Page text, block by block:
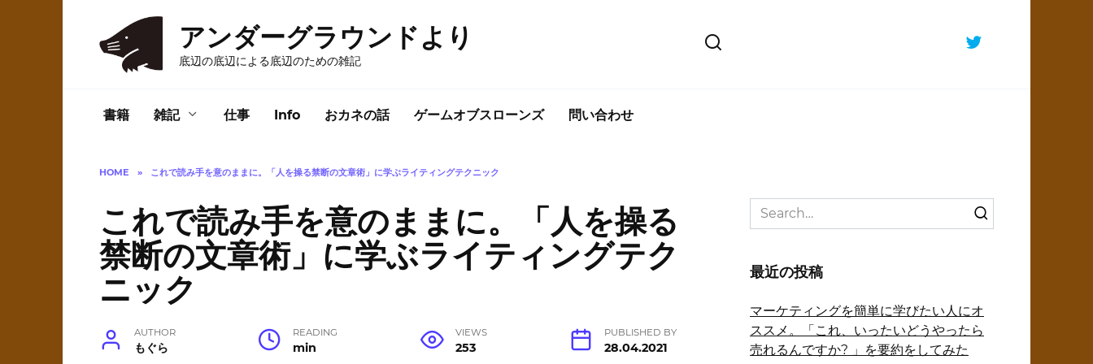
アンダーグラウンドより
底辺の底辺による底辺のための雑記
書籍 雑記 仕事 Info おカネの話 ゲームオブスローンズ 問い合わせ
HOME » これで読み手を意のままに。「人を操る禁断の文章術」に学ぶライティングテクニック
これで読み手を意のままに。「人を操る
禁断の文章術」に学ぶライティングテク
ニック
AUTHOR
もぐら
READING
min
VIEWS
253
PUBLISHED BY
28.04.2021
Search
for:
最近の投稿
マーケティングを簡単に学びたい人にオ
ススメ。「これ、いったいどうやったら
売れるんですか? 」を要約をしてみた